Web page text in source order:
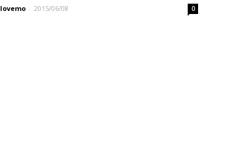
lovemo - 2015/06/08 0